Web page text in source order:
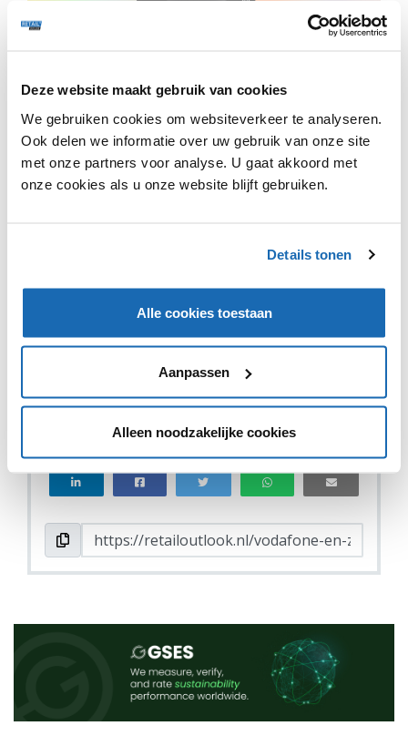
Deze website maakt gebruik van cookies
We gebruiken cookies om websiteverkeer te analyseren.
Ook delen we informatie over uw gebruik van onze site
met onze partners voor analyse. U gaat akkoord met
onze cookies als u onze website blijft gebruiken.
Details tonen
Alle cookies toestaan
Aanpassen
Alleen noodzakelijke cookies
De nieuwe winkel van Vodafone en Ziggo is op 11 juni
gelanceerd. De winkel is gevestigd in het Utrechtse
winkelcentrum Hoog Catharijne. Deze flagshipstore is
de eerste winkel waar Vodafone en Ziggo beiden
technische gadgets en toepassingen te zien en uit te
VIND IK LEUK VIND IK LEUK
DEEL DIT IN JOUW NETWERK